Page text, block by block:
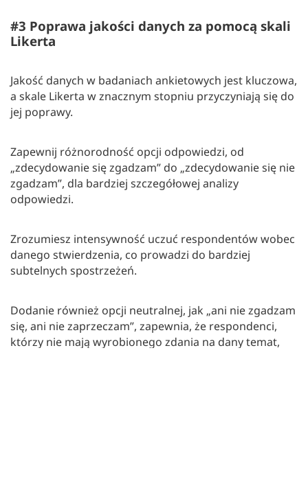
#3 Poprawa jakości danych za pomocą skali
Likerta
Jakość danych w badaniach ankietowych jest kluczowa,
a skale Likerta w znacznym stopniu przyczyniają się do
jej poprawy.
Zapewnij różnorodność opcji odpowiedzi, od
„zdecydowanie się zgadzam” do „zdecydowanie się nie
zgadzam”, dla bardziej szczegółowej analizy
odpowiedzi.
Zrozumiesz intensywność uczuć respondentów wobec
danego stwierdzenia, co prowadzi do bardziej
subtelnych spostrzeżeń.
Dodanie również opcji neutralnej, jak „ani nie zgadzam
się, ani nie zaprzeczam”, zapewnia, że respondenci,
którzy nie mają wyrobionego zdania na dany temat,